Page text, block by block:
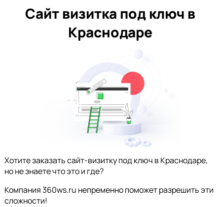
Сайт визитка под ключ в
Краснодаре
Хотите заказать сайт-визитку под ключ в Краснодаре,
но не знаете что это и где?
Компания 360ws.ru непременно поможет разрешить эти
сложности!